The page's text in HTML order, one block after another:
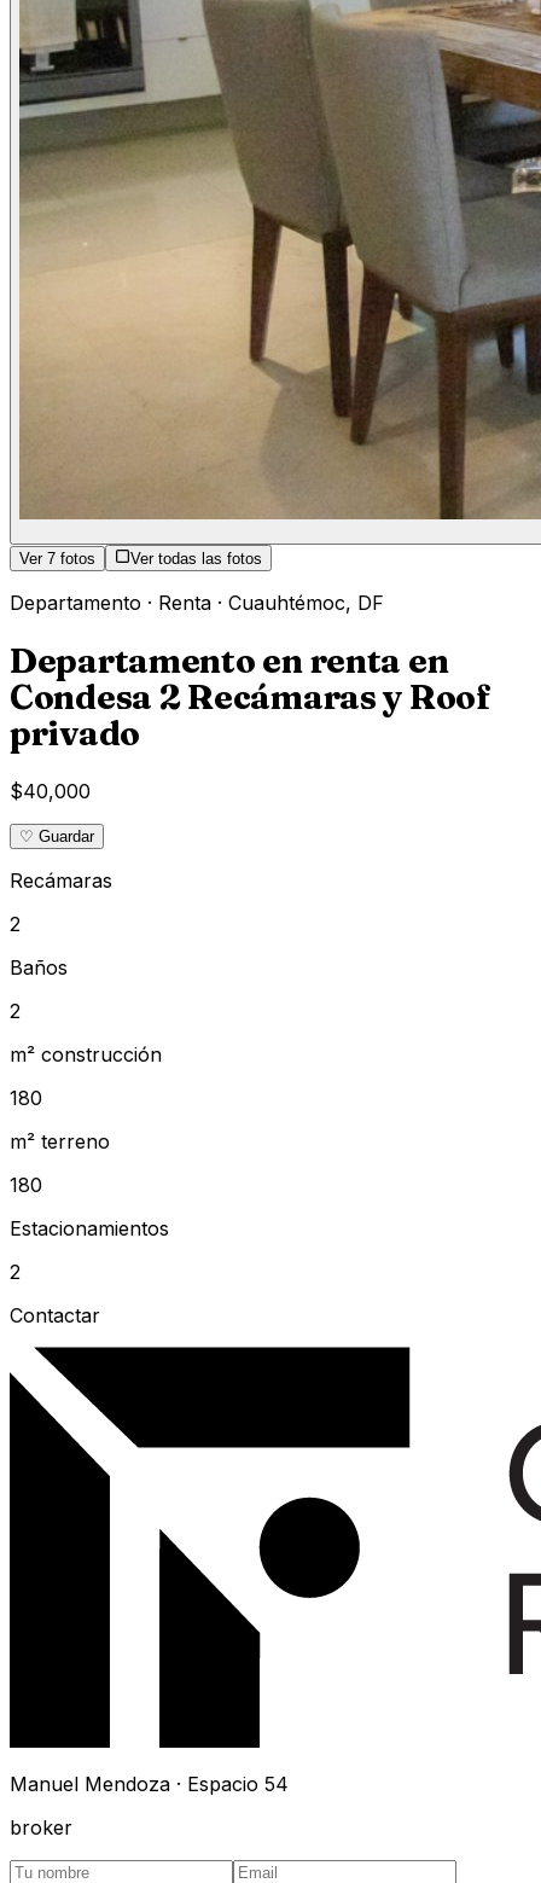
Ver 7 fotos Ver todas las fotos
Departamento · Renta · Cuauhtémoc, DF
Departamento en renta en
Condesa 2 Recámaras y Roof
privado
$40,000
♡ Guardar
Recámaras
2
Baños
2
m² construcción
180
m² terreno
180
Estacionamientos
2
Contactar
Manuel Mendoza · Espacio 54
broker